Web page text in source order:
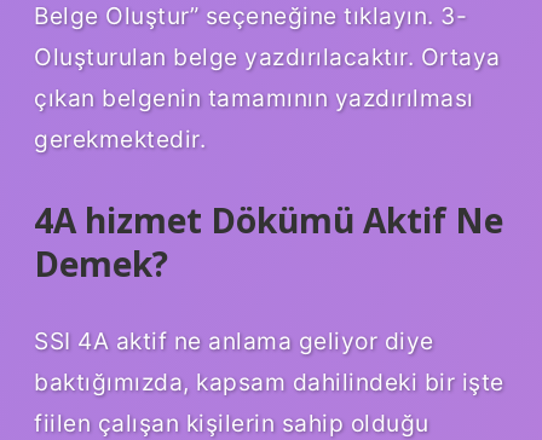
Belge Oluştur” seçeneğine tıklayın. 3-
Oluşturulan belge yazdırılacaktır. Ortaya
çıkan belgenin tamamının yazdırılması
gerekmektedir.
4A hizmet Dökümü Aktif Ne
Demek?
SSI 4A aktif ne anlama geliyor diye
baktığımızda, kapsam dahilindeki bir işte
fiilen çalışan kişilerin sahip olduğu